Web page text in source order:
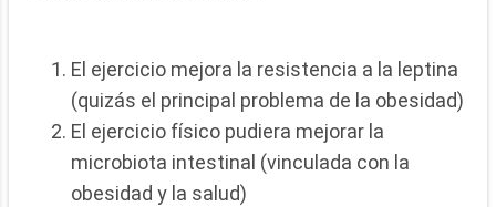
El ejercicio mejora la resistencia a la leptina
(quizás el principal problema de la obesidad)
El ejercicio físico pudiera mejorar la
microbiota intestinal (vinculada con la
obesidad y la salud)